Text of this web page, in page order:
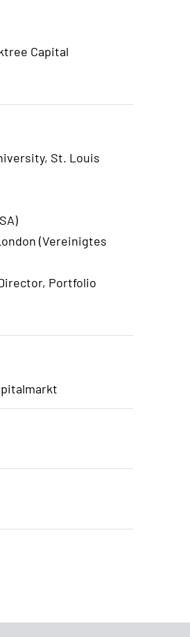
Capital
St. Louis
(Vereinigtes
Portfolio